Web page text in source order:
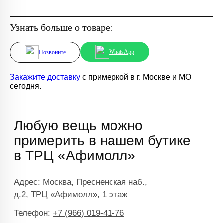
Узнать больше о товаре:
Позвоните WhatsApp
Закажите доставку с примеркой в г. Москве и МО
сегодня.